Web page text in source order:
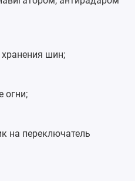
шин;
огни;
на переключатель